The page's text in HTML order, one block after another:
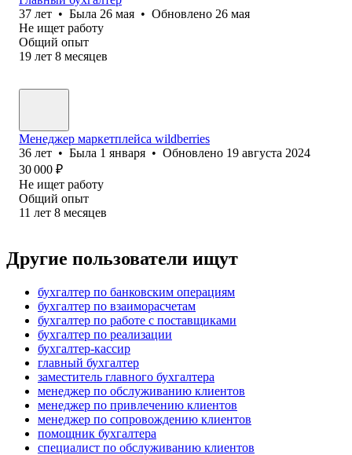
37 лет • Была 26 мая • Обновлено 26 мая
Не ищет работу
Общий опыт
19 лет 8 месяцев
Менеджер маркетплейса wildberries
36 лет • Была 1 января • Обновлено 19 августа 2024
30 000 ₽
Не ищет работу
Общий опыт
11 лет 8 месяцев
Другие пользователи ищут
бухгалтер по банковским операциям
бухгалтер по взаиморасчетам
бухгалтер по работе с поставщиками
бухгалтер по реализации
бухгалтер-кассир
главный бухгалтер
заместитель главного бухгалтера
менеджер по обслуживанию клиентов
менеджер по привлечению клиентов
менеджер по сопровождению клиентов
помощник бухгалтера
специалист по обслуживанию клиентов